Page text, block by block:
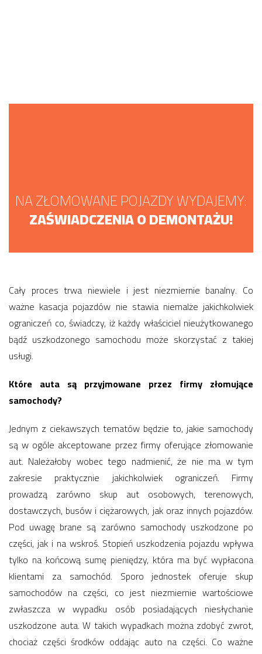
NA ZŁOMOWANE POJAZDY WYDAJEMY:
ZAŚWIADCZENIA O DEMONTAŻU!
Cały proces trwa niewiele i jest niezmiernie banalny. Co
ważne kasacja pojazdów nie stawia niemalże jakichkolwiek
ograniczeń co, świadczy, iż każdy właściciel nieużytkowanego
bądź uszkodzonego samochodu może skorzystać z takiej
usługi.
Które auta są przyjmowane przez firmy złomujące
samochody?
Jednym z ciekawszych tematów będzie to, jakie samochody
są w ogóle akceptowane przez firmy oferujące złomowanie
aut. Należałoby wobec tego nadmienić, że nie ma w tym
zakresie praktycznie jakichkolwiek ograniczeń. Firmy
prowadzą zarówno skup aut osobowych, terenowych,
dostawczych, busów i ciężarowych, jak oraz innych pojazdów.
Pod uwagę brane są zarówno samochody uszkodzone po
części, jak i na wskroś. Stopień uszkodzenia pojazdu wpływa
tylko na końcową sumę pieniędzy, która ma być wypłacona
klientami za samochód. Sporo jednostek oferuje skup
samochodów na części, co jest niezmiernie wartościowe
zwłaszcza w wypadku osób posiadających niesłychanie
uszkodzone auta. W takich wypadkach można zdobyć zwrot,
chociaż części środków oddając auto na części. Co ważne